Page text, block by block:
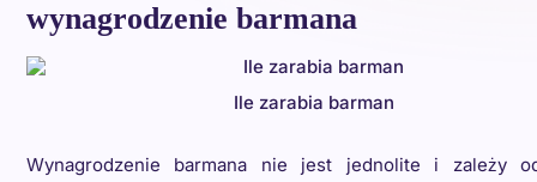
wynagrodzenie barmana
Ile zarabia barman
Wynagrodzenie barmana nie jest jednolite i zależy